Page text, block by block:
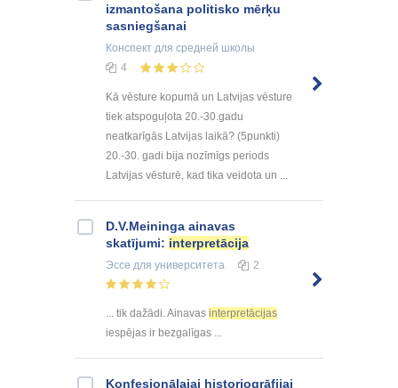
izmantošana politisko mērķu
sasniegšanai
Конспект для средней школы
4
Kā vēsture kopumā un Latvijas vēsture
tiek atspoguļota 20.-30.gadu
neatkarīgās Latvijas laikā? (5punkti)
20.-30. gadi bija nozīmīgs periods
Latvijas vēsturē, kad tika veidota un ...
D.V.Meininga ainavas
skatījumi: interpretācija
Эссе для университета 2
... tik dažādi. Ainavas interpretācijas
iespējas ir bezgalīgas ...
Konfesionālajai historiogrāfijai